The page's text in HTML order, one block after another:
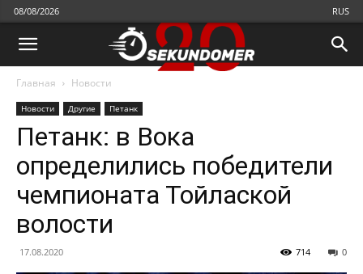
08/08/2026 RUS
Главная Новости
Новости Другие Петанк
Петанк: в Вока
определились победители
чемпионата Тойлаской
волости
17.08.2020 0
714